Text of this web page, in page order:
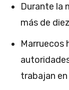
Durante la
más de
Marruecos
trabajan